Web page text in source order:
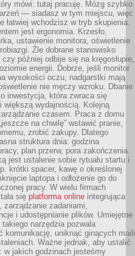
mówi: tutaj pracuję. Mózg szybko
— siadasz w tym miejscu, więc
łatwiej wchodzisz w tryb skupienia.
jest ergonomia. Krzesło,
ustawienie monitora, oświetlenie
Źle dobrane stanowisko
później odbije się na kręgosłupie,
energii. Dobrze, jeśli monitor
wysokości oczu, nadgarstki mają
nie męczy wzroku. Dbanie
inwestycja, która zwraca się
większą wydajnością. Kolejną
czasem. Praca z domu
na chwilę” wstawić pranie,
zrobić zakupy. Dlatego
struktura dnia: godzina
plan przerw, pora zakończenia.
jest ustalenie sobie rytuału startu i
krótki spacer, kawę o określonej
laptopa i odłożenie go do
pracy. W wielu firmach
się platforma online integrująca
zarządzanie zadaniami,
i udostępnianie plików. Umiejętne
narzędzia pozwala
komunikację, uniknąć ginących maili
Ważne jednak, aby ustalić
w jakich godzinach jesteśmy